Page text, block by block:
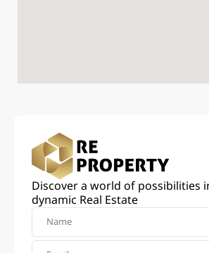
Discover a world of possibilities
dynamic Real Estate